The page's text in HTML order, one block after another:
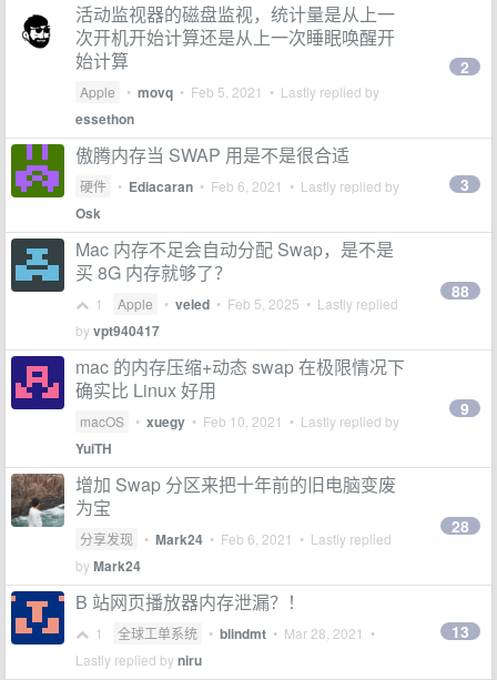
活动监视器的磁盘监视，统计量是从上一
次开机开始计算还是从上一次睡眠唤醒开
始计算
Apple • movq • Feb 5, 2021 • Lastly replied by
essethon
2
傲腾内存当 SWAP 用是不是很合适
硬件 • Ediacaran • Feb 6, 2021 • Lastly replied by
Osk
3
Mac 内存不足会自动分配 Swap，是不是
买 8G 内存就够了？
1 Apple • veled • Feb 5, 2025 • Lastly replied
byvpt940417
88
mac 的内存压缩+动态 swap 在极限情况下
确实比 Linux 好用
macOS • xuegy • Feb 10, 2021 • Lastly replied by
YuiTH
9
增加 Swap 分区来把十年前的旧电脑变废
为宝
分享发现 • Mark24 • Feb 6, 2021 • Lastly replied
byMark24
28
B 站网页播放器内存泄漏？！
1 全球工单系统 • blindmt • Mar 28, 2021 •
Lastly replied byniru
13